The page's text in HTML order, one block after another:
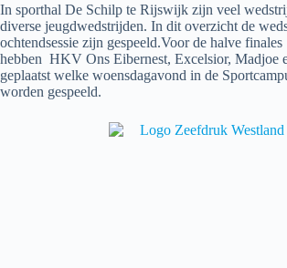
In sporthal De Schilp te Rijswijk zijn veel
diverse jeugdwedstrijden. In dit overzicht de
ochtendsessie zijn gespeeld.Voor de halve
hebben HKV Ons Eibernest, Excelsior, Madjoe
geplaatst welke woensdagavond in de
worden gespeeld.